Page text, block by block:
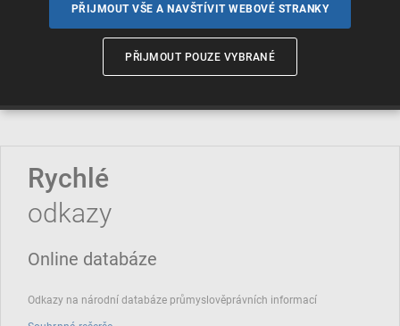
Označení původua zeměpisná
Rychlé
odkazy
Online databáze
Odkazy na národní databáze průmyslověprávních informací
PŘIJMOUT VŠE A NAVŠTÍVIT WEBOVÉ STRANKY
PŘIJMOUT POUZE VYBRANÉ